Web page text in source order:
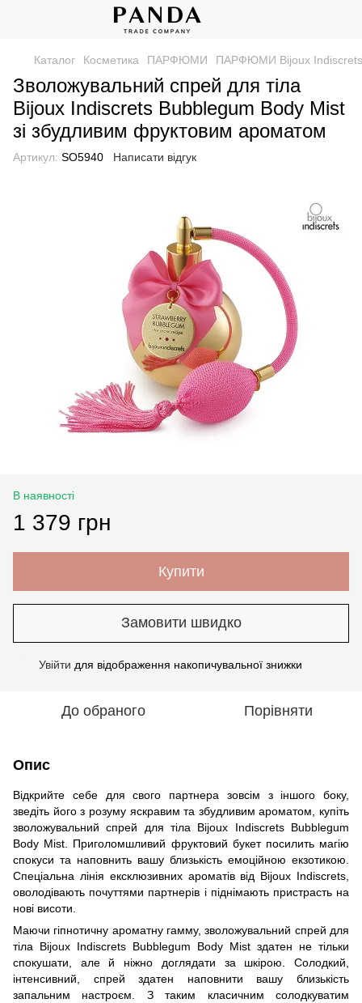
Каталог Косметика ПАРФЮМИ ПАРФЮМИ Bijoux Indiscrets
Зволожувальний спрей для тіла
Bijoux Indiscrets Bubblegum Body Mist
зі збудливим фруктовим ароматом
Артикул: SO5940 Написати відгук
В наявності
1 379 грн
Купити
Замовити швидко
Увійти для відображення накопичувальної знижки
До обраного Порівняти
Опис
Відкрийте себе для свого партнера зовсім з іншого боку,
зведіть його з розуму яскравим та збудливим ароматом, купіть
зволожувальний спрей для тіла Bijoux Indiscrets Bubblegum
Body Mist. Приголомшливий фруктовий букет посилить магію
спокуси та наповнить вашу близькість емоційною екзотикою.
Спеціальна лінія ексклюзивних ароматів від Bijoux Indiscrets,
оволодівають почуттями партнерів і піднімають пристрасть на
нові висоти.
Маючи гіпнотичну ароматну гамму, зволожувальний спрей для
тіла Bijoux Indiscrets Bubblegum Body Mist здатен не тільки
спокушати, але й ніжно доглядати за шкірою. Солодкий,
інтенсивний, спрей здатен наповнити вашу близькість
запальним настроєм. З таким класичним солодкуватим